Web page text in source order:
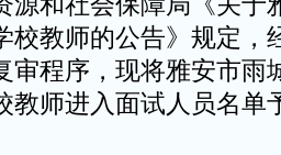
校教师的公告》规定，
审程序，现将雅安市雨
教师进入面试人员名单